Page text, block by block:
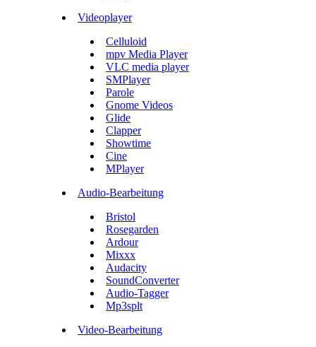
Videoplayer
Celluloid
mpv Media Player
VLC media player
SMPlayer
Parole
Gnome Videos
Glide
Clapper
Showtime
Cine
MPlayer
Audio-Bearbeitung
Bristol
Rosegarden
Ardour
Mixxx
Audacity
SoundConverter
Audio-Tagger
Mp3splt
Video-Bearbeitung